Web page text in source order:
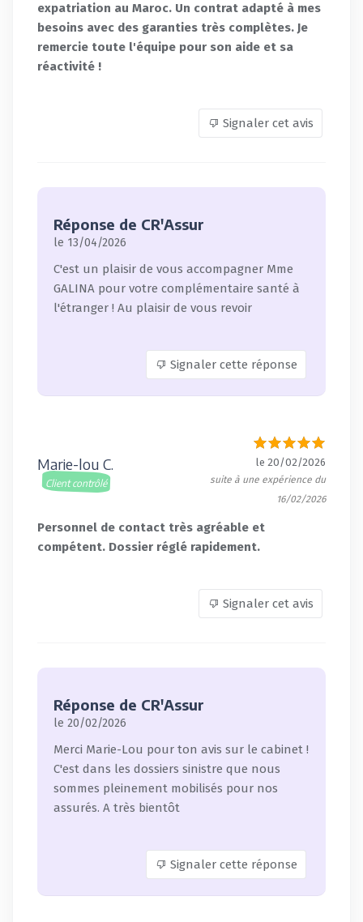
expatriation au Maroc. Un contrat adapté à mes
besoins avec des garanties très complètes. Je
remercie toute l'équipe pour son aide et sa
réactivité !
Signaler cet avis
Réponse de CR'Assur
le 13/04/2026
C'est un plaisir de vous accompagner Mme
GALINA pour votre complémentaire santé à
l'étranger ! Au plaisir de vous revoir
Signaler cette réponse
Marie-lou C.
Client contrôlé
le 20/02/2026
suite à une expérience du
16/02/2026
Personnel de contact très agréable et
compétent. Dossier réglé rapidement.
Signaler cet avis
Réponse de CR'Assur
le 20/02/2026
Merci Marie-Lou pour ton avis sur le cabinet !
C'est dans les dossiers sinistre que nous
sommes pleinement mobilisés pour nos
assurés. A très bientôt
Signaler cette réponse